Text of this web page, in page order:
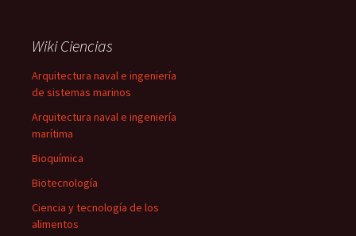
Wiki Ciencias
Arquitectura naval e ingeniería
de sistemas marinos
Arquitectura naval e ingeniería
marítima
Bioquímica
Biotecnología
Ciencia y tecnología de los
alimentos